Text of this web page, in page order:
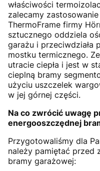
właściwości
zalecamy
ThermoFrame firmy
sztucznego oddziela
garażu i przeciwdziała
mostku termicznego.
utracie ciepła i jest w
cieplną bramy
użyciu uszczelek
w jej górnej części.
Na co zwrócić uwagę
energooszczędnej
Przygotowaliśmy dla
należy pamiętać przed
bramy garażowej: